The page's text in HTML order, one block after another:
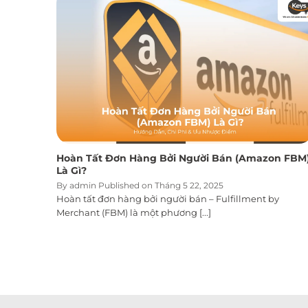
Hoàn Tất Đơn Hàng Bởi Người Bán (Amazon
Là Gì?
By admin Published on Tháng 5 22, 2025
Hoàn tất đơn hàng bởi người bán – Fulfillment by
Merchant (FBM) là một phương [...]